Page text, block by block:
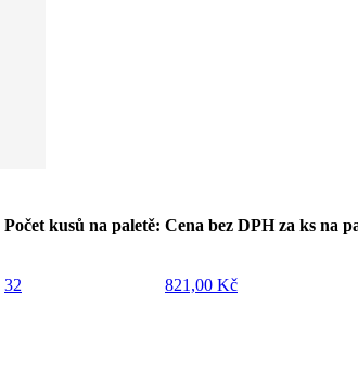
Počet kusů na paletě: Cena bez DPH za ks na
32 821,00 Kč